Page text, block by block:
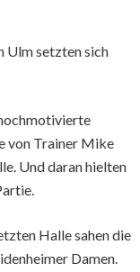
Ulm setzten sich
von Trainer Mike
Und daran hielten
Halle sahen die
Damen.